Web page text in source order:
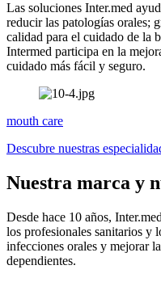
Las soluciones Inter.med
reducir las patologías orales;
calidad para el cuidado de la
Intermed participa en la
cuidado más fácil y seguro.
mouth care
Descubre nuestras
Nuestra marca y
Desde hace 10 años,
los profesionales sanitarios y
infecciones orales y mejorar
dependientes.